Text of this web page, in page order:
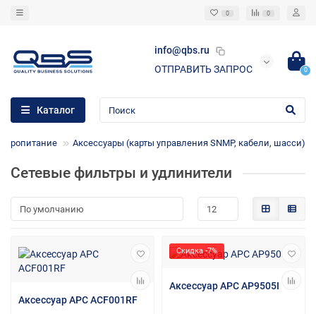
0 0
info@qbs.ru
ОТПРАВИТЬ ЗАПРОС
0
Каталог
Аксессуары (карты управления SNMP, кабели, шасси)
Сетевые фильтры и удлинители
Аксессуар APC ACF001RF
Скидка -7%
Аксессуар APC AP9505I